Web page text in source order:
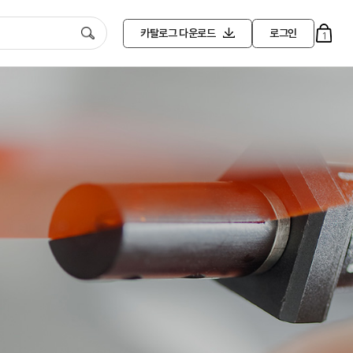
카탈로그다운로드 로그인 1